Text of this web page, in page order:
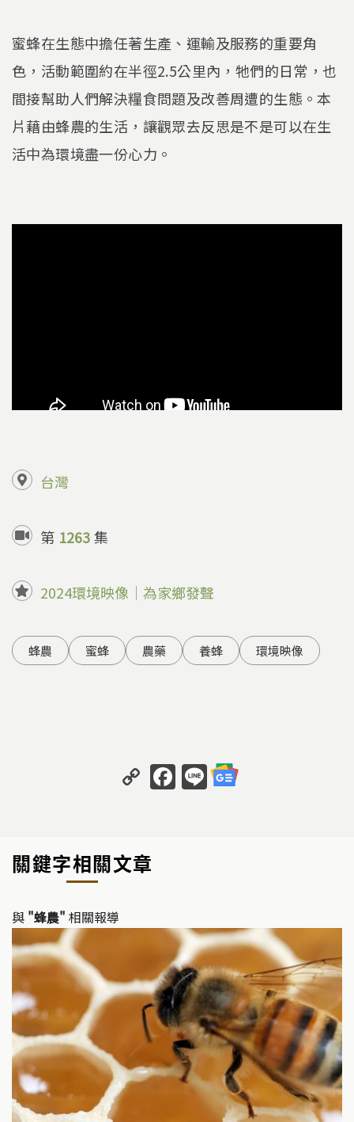
蜜蜂在生態中擔任著生產、運輸及服務的重要角
色，活動範圍約在半徑2.5公里內，牠們的日常，也
間接幫助人們解決糧食問題及改善周遭的生態。本
片藉由蜂農的生活，讓觀眾去反思是不是可以在生
活中為環境盡一份心力。
台灣
第 1263集
2024環境映像｜為家鄉發聲
蜂農 蜜蜂 農藥 養蜂 環境映像
C
o
y
Li
k
F
a
o
k
Li
n
關鍵字相關文章
與 "蜂農" 相關報導